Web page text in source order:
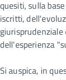
quesiti, sulla
iscritti,
giurisprudenziale
dell'esperienza
Si auspica, in